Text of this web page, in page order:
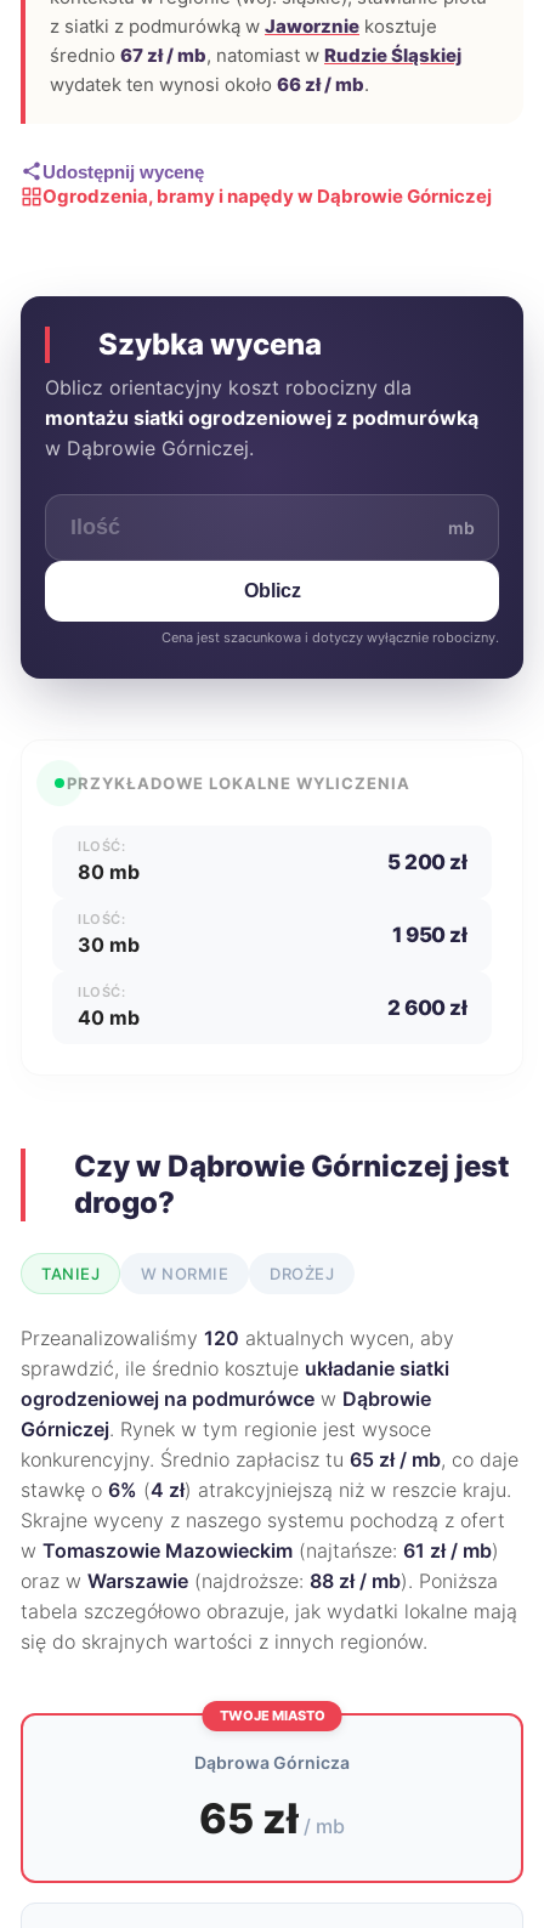
z siatki z podmurówką w Jaworznie kosztuje
średnio 67 zł / mb, natomiast w Rudzie Śląskiej
wydatek ten wynosi około 66 zł / mb.
Udostępnij wycenę
Ogrodzenia, bramy i napędy w Dąbrowie Górniczej
Szybka wycena
Oblicz orientacyjny koszt robocizny dla
montażu siatki ogrodzeniowej z podmurówką
w Dąbrowie Górniczej.
mb
Oblicz
Cena jest szacunkowa i dotyczy wyłącznie robocizny.
PRZYKŁADOWE LOKALNE WYLICZENIA
ILOŚĆ:
80 mb 5 200 zł
ILOŚĆ:
30 mb 1 950 zł
ILOŚĆ:
40 mb 2 600 zł
Czy w Dąbrowie Górniczej jest
drogo?
TANIEJ W NORMIE DROŻEJ
Przeanalizowaliśmy 120 aktualnych wycen, aby
sprawdzić, ile średnio kosztuje układanie siatki
ogrodzeniowej na podmurówce w Dąbrowie
Górniczej. Rynek w tym regionie jest wysoce
konkurencyjny. Średnio zapłacisz tu 65 zł / mb, co daje
stawkę o 6% (4 zł) atrakcyjniejszą niż w reszcie kraju.
Skrajne wyceny z naszego systemu pochodzą z ofert
w Tomaszowie Mazowieckim (najtańsze: 61 zł / mb)
oraz w Warszawie (najdroższe: 88 zł / mb). Poniższa
tabela szczegółowo obrazuje, jak wydatki lokalne mają
się do skrajnych wartości z innych regionów.
TWOJE MIASTO
Dąbrowa Górnicza
65 zł / mb